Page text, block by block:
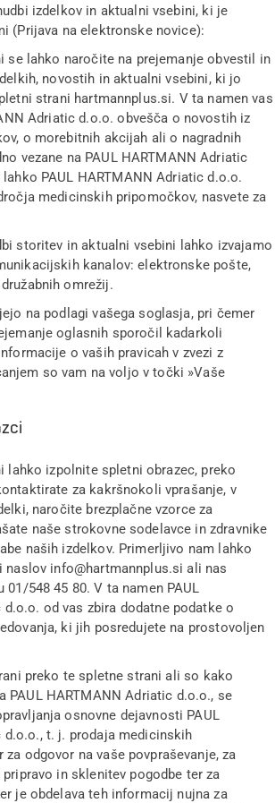
izdelkov in aktualni vsebini, ki je
(Prijava na elektronske novice):
se lahko naročite na prejemanje obvestil in
novostih in aktualni vsebini, ki jo
strani hartmannplus.si. V ta namen vas
Adriatic d.o.o. obvešča o novostih iz
o morebitnih akcijah ali o nagradnih
vezane na PAUL HARTMANN Adriatic
PAUL HARTMANN Adriatic d.o.o.
medicinskih pripomočkov, nasvete za
storitev in aktualni vsebini lahko izvajamo
kanalov: elektronske pošte,
omrežij.
na podlagi vašega soglasja, pri čemer
oglasnih sporočil kadarkoli
o vaših pravicah v zvezi z
so vam na voljo v točki »Vaše
lahko izpolnite spletni obrazec, preko
za kakršnokoli vprašanje, v
naročite brezplačne vzorce za
naše strokovne sodelavce in zdravnike
naših izdelkov. Primerljivo nam lahko
info@hartmannplus.si ali nas
548 45 80. V ta namen PAUL
d.o.o. od vas zbira dodatne podatke o
ki jih posredujete na prostovoljen
preko te spletne strani ali so kako
PAUL HARTMANN Adriatic d.o.o., se
osnovne dejavnosti PAUL
d.o.o., t. j. prodaja medicinskih
odgovor na vaše povpraševanje, za
pripravo in sklenitev pogodbe ter za
je obdelava teh informacij nujna za